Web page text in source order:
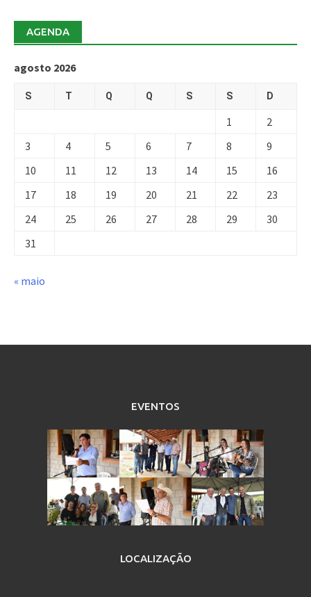
AGENDA
agosto 2026
S T Q Q S S D
1
2
3
4 5 6 7 8
9
10
11 12 13 14 15
16
17
18 19 20 21 22
23
24
25 26 27 28 29
30
31
« maio
EVENTOS
LOCALIZAÇÃO